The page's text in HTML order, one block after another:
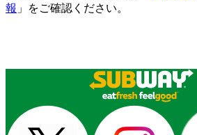
報 」をご確認ください。